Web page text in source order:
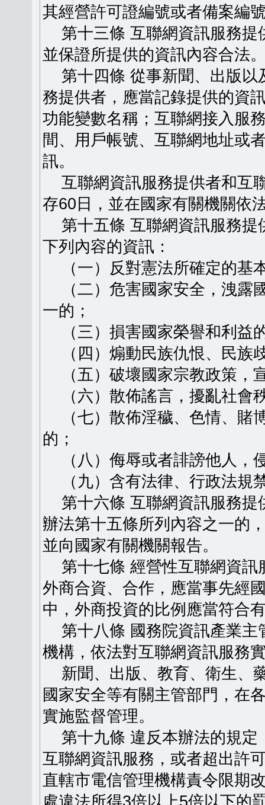
其經營許可證編號或者備案編
第十三條 互聯網資訊服務提
並保證所提供的資訊內容合法
第十四條 從事新聞、出版以
務提供者，應當記錄提供的資
功能變數名稱；互聯網接入服
間、用戶帳號、互聯網地址或
訊。
互聯網資訊服務提供者和互
存60日，並在國家有關機關依
第十五條 互聯網資訊服務提
下列內容的資訊：
（一）反對憲法所確定的基
（二）危害國家安全，洩露
一的；
（三）損害國家榮譽和利益
（四）煽動民族仇恨、民族
（五）破壞國家宗教政策，
（六）散佈謠言，擾亂社會
（七）散佈淫穢、色情、賭
的；
（八）侮辱或者誹謗他人，
（九）含有法律、行政法規
第十六條 互聯網資訊服務提
辦法第十五條所列內容之一的
並向國家有關機關報告。
第十七條 經營性互聯網資訊
外商合資、合作，應當事先經
中，外商投資的比例應當符合
第十八條 國務院資訊產業主
機構，依法對互聯網資訊服務
新聞、出版、教育、衛生、
國家安全等有關主管部門，在
實施監督管理。
第十九條 違反本辦法的規定
互聯網資訊服務，或者超出許
直轄市電信管理機構責令限期
處違法所得3倍以上5倍以下的